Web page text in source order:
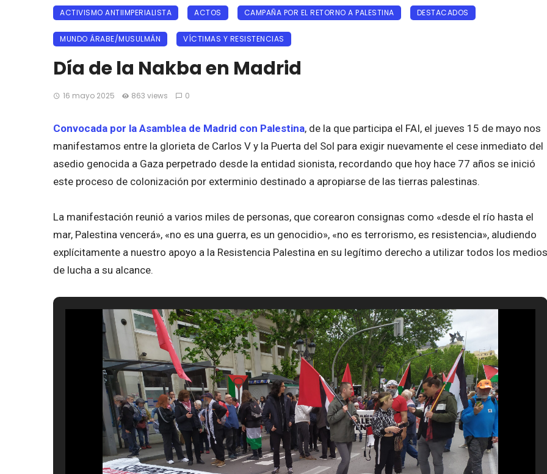
ACTIVISMO ANTIIMPERIALISTA ACTOS CAMPAÑA POR EL RETORNO A PALESTINA DESTACADOS
MUNDO ÁRABE/MUSULMÁN VÍCTIMAS Y RESISTENCIAS
Día de la Nakba en Madrid
16 mayo 2025 863 views 0
Convocada por la Asamblea de Madrid con Palestina, de la que participa el FAI, el jueves 15 de mayo nos
manifestamos entre la glorieta de Carlos V y la Puerta del Sol para exigir nuevamente el cese inmediato del
asedio genocida a Gaza perpetrado desde la entidad sionista, recordando que hoy hace 77 años se inició
este proceso de colonización por exterminio destinado a apropiarse de las tierras palestinas.
La manifestación reunió a varios miles de personas, que corearon consignas como «desde el río hasta el
mar, Palestina vencerá», «no es una guerra, es un genocidio», «no es terrorismo, es resistencia», aludiendo
explícitamente a nuestro apoyo a la Resistencia Palestina en su legítimo derecho a utilizar todos los medios
de lucha a su alcance.